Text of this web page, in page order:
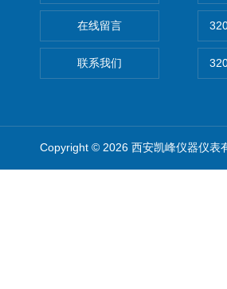
在线留言
联系我们
Copyright © 2026 西安凯峰仪器仪表